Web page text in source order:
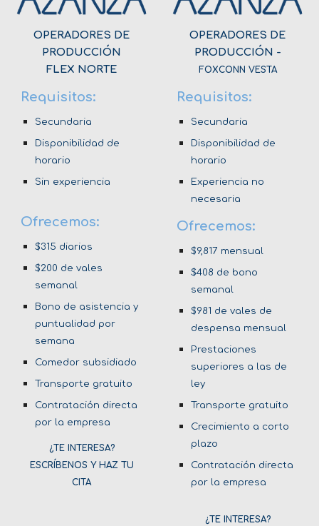
OPERADORES DE
PRODUCCIÓN
FLEX NORTE
Requisitos:
Secundaria
Disponibilidad de
horario
Sin experiencia
Ofrecemos:
$315 diarios
$200 de vales
semanal
Bono de asistencia y
puntualidad por
semana
Comedor subsidiado
Transporte gratuito
Contratación directa
por la empresa
¿TE INTERESA?
ESCRÍBENOS Y HAZ TU
CITA
OPERADORES DE
PRODUCCIÓN -
FOXCONN VESTA
Requisitos:
Secundaria
Disponibilidad de
horario
Experiencia no
necesaria
Ofrecemos:
$9,817 mensual
$408 de bono
semanal
$981 de vales de
despensa mensual
Prestaciones
superiores a las de
ley
Transporte gratuito
Crecimiento a corto
plazo
Contratación directa
por la empresa
¿TE INTERESA?